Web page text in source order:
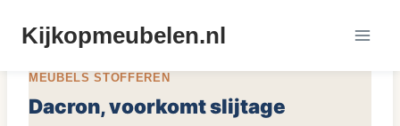
naarKijkopmeubelen.nl
MEUBELS STOFFEREN
Dacron, voorkomt slijtage